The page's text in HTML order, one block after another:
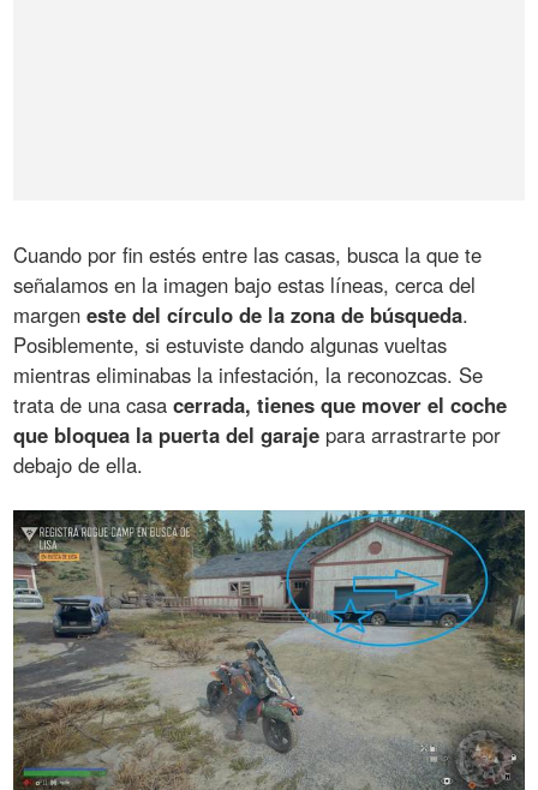
Cuando por fin estés entre las casas, busca la que te
señalamos en la imagen bajo estas líneas, cerca del
margeneste del círculo de la zona de búsqueda.
Posiblemente, si estuviste dando algunas vueltas
mientras eliminabas la infestación, la reconozcas. Se
trata de una casacerrada, tienes que mover el coche
que bloquea la puerta del garaje para arrastrarte por
debajo de ella.